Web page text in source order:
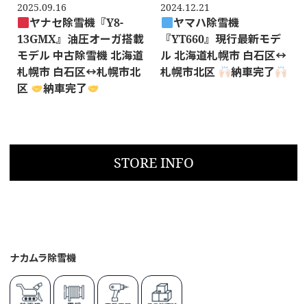
2025.09.16
ヤナセ除雪機『Y8-
13GMX』油圧オーガ搭載
モデル 中古除雪機 北海道
札幌市 白石区↔️札幌市北
区
納車完了
2024.12.21
ヤマハ除雪機
『YT660』現行最新モデ
ル 北海道札幌市 白石区↔️
札幌市北区
納車完了
STORE INFO
ナカムラ除雪機